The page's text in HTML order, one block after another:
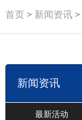
首页> 新闻资讯>
新闻资讯
最新活动